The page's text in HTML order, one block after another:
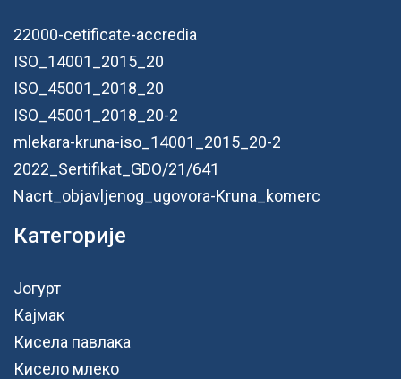
22000-cetificate-accredia
ISO_14001_2015_20
ISO_45001_2018_20
ISO_45001_2018_20-2
mlekara-kruna-iso_14001_2015_20-2
2022_Sertifikat_GDO/21/641
Nacrt_objavljenog_ugovora-Kruna_komerc
Категорије
Јогурт
Кајмак
Кисела павлака
Кисело млеко